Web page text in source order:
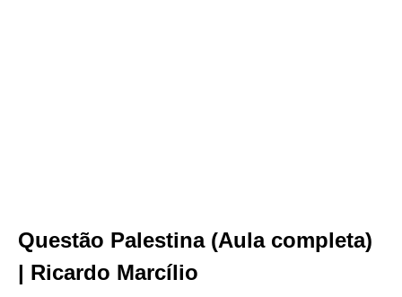
Questão Palestina (Aula completa)
| Ricardo Marcílio